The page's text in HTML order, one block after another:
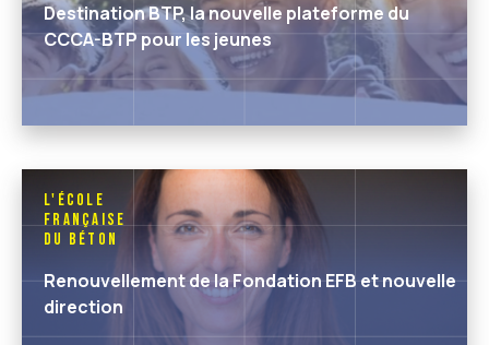
Destination BTP, la nouvelle plateforme du
CCCA-BTP pour les jeunes
L'École
Française
du Béton
Renouvellement de la Fondation EFB et nouvelle
direction